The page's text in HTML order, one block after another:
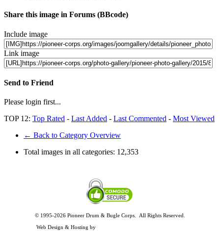
Share this image in Forums (BBcode)
Include image
Link image
Send to Friend
Please login first...
TOP 12: Top Rated - Last Added - Last Commented - Most Viewed
← Back to Category Overview
Total images in all categories: 12,353
© 1995-2026 Pioneer Drum & Bugle Corps. All Rights Reserved.
Web Design & Hosting by